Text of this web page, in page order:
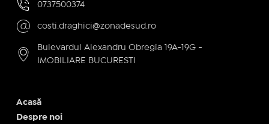
0737500374
costi.draghici@zonadesud.ro
Bulevardul Alexandru Obregia 19A-19G -
IMOBILIARE BUCURESTI
Acasă
Despre noi